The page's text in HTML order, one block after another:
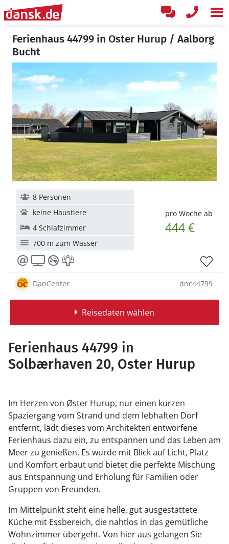
Ferienhaus 44799 in Oster Hurup / Aalborg
Bucht
pro Woche ab
444 €
8 Personen
keine Haustiere
4 Schlafzimmer
700 m zum Wasser
DanCenter dnc44799
Reisedaten wählen
Ferienhaus 44799 in
Solbærhaven 20, Oster Hurup
Im Herzen von Øster Hurup, nur einen kurzen
Spaziergang vom Strand und dem lebhaften Dorf
entfernt, lädt dieses vom Architekten entworfene
Ferienhaus dazu ein, zu entspannen und das Leben am
Meer zu genießen. Es wurde mit Blick auf Licht, Platz
und Komfort erbaut und bietet die perfekte Mischung
aus Entspannung und Erholung für Familien oder
Gruppen von Freunden.
Im Mittelpunkt steht eine helle, gut ausgestattete
Küche mit Essbereich, die nahtlos in das gemütliche
Wohnzimmer übergeht. Von hier aus gelangen Sie